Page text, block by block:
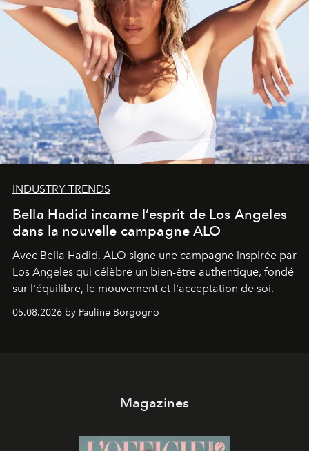
INDUSTRY TRENDS
Bella Hadid incarne l’esprit de Los Angeles
dans la nouvelle campagne ALO
Avec Bella Hadid, ALO signe une campagne inspirée par
Los Angeles qui célèbre un bien-être authentique, fondé
sur l'équilibre, le mouvement et l'acceptation de soi.
05.08.2026 by Pauline Borgogno
Magazines